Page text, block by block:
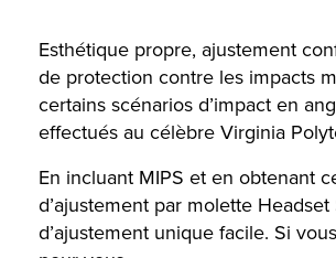
Esthétique propre, ajustement
de protection contre les impacts
certains scénarios d’impact en
effectués au célèbre Virginia
En incluant MIPS et en obtenant
d’ajustement par molette
d’ajustement unique facile. Si